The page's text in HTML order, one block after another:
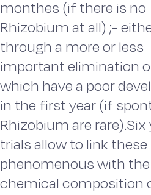
monthes (if there is no
Rhizobium at all) ;-
through a more or less
important elimination
which have a poor
in the first year (if
Rhizobium are
trials allow to link these
phenomenous with the
chemical composition